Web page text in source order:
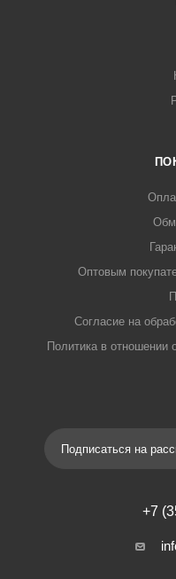
Оптовым
Согласие на
Политика в отношении
Подписаться на
+7